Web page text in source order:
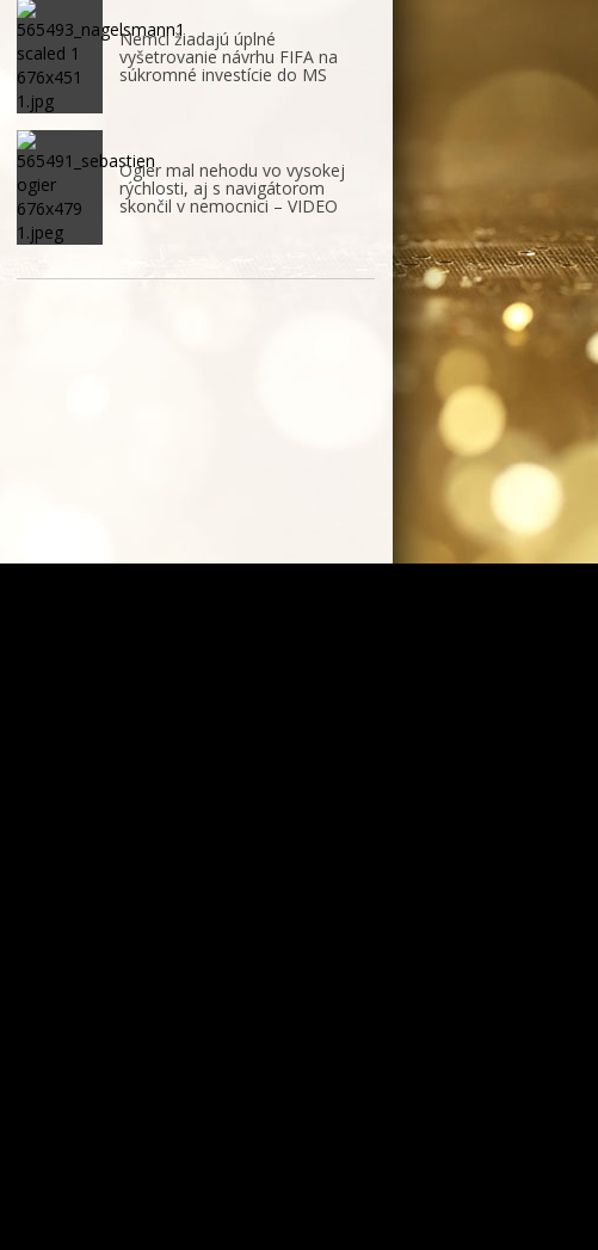
Nemci žiadajú úplné
vyšetrovanie návrhu FIFA na
súkromné investície do MS
Ogier mal nehodu vo vysokej
rýchlosti, aj s navigátorom
skončil v nemocnici – VIDEO